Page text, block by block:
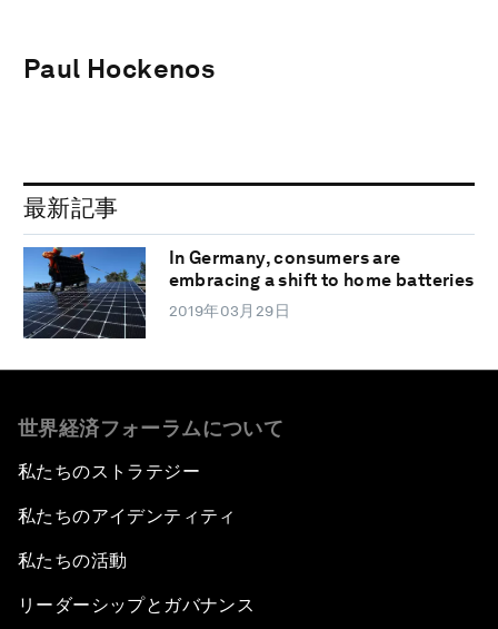
Paul Hockenos
最新記事
In Germany, consumers are
embracing a shift to home batteries
2019年03月29日
世界経済フォーラムについて
私たちのストラテジー
私たちのアイデンティティ
私たちの活動
リーダーシップとガバナンス